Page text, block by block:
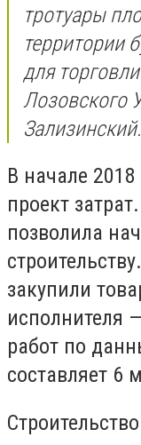
тротуары
территории
для
Лозовского
Зализинский.
В начале
проект
позволила
закупили
исполнителя
работ по
составляет 6